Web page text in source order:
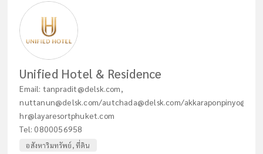
Unified Hotel & Residence
Email: tanpradit@delsk.com,
nuttanun@delsk.com/autchada@delsk.com/
hr@layaresortphuket.com
Tel:0800056958
อสังหาริมทรัพย์, ที่ดิน